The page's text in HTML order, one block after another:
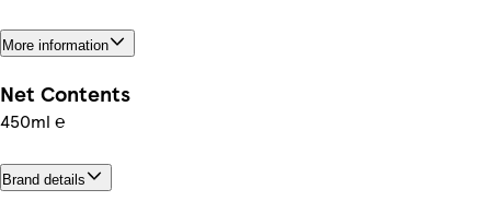
More information
Net Contents
450ml ℮
Brand details